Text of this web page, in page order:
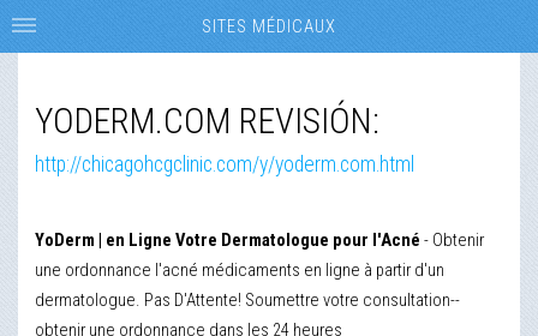
YODERM.COM REVISIÓN:
http://chicagohcgclinic.com/y/yoderm.com.html
YoDerm | en Ligne Votre Dermatologue pour l'Acné - Obtenir
une ordonnance l'acné médicaments en ligne à partir d'un
dermatologue. Pas D'Attente! Soumettre votre consultation--
obtenir une ordonnance dans les 24 heures
SITES MÉDICAUX